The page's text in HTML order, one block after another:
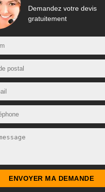
Demandez votre devis
gratuitement